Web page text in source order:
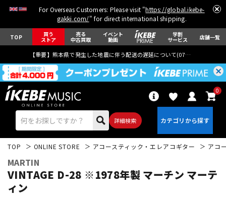
For Overseas Customers: Please visit "https://global.ikebe-
gakki.com/" for direct international shipping.
TOP 買う
ストア
売る
中古買取
イベント
動画
学割
サービス 店舗一覧
【重要】熊本県で発生した地震に伴う配送の遅延について(07月29日
詳細検索
0
TOP ONLINE STORE アコースティック・エレアコギター アコ
MARTIN
VINTAGE D-28 ※1978年製 マーチン マーテ
ィン